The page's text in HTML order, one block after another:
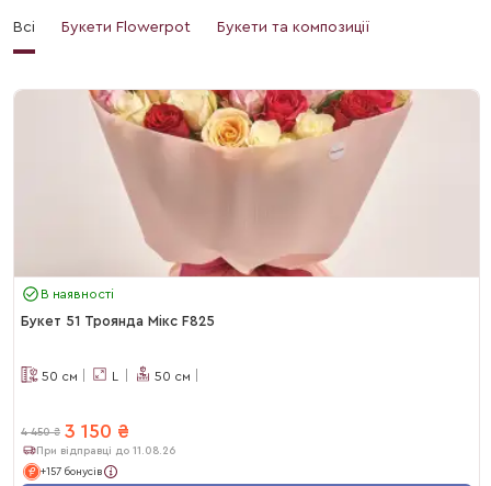
Всі Букети Flowerpot Букети та композиції
В наявності
Букет 51 Троянда Мікс F825
50 см L 50 см
4 450 ₴ 3 150 ₴
При відправці до 11.08.26
+157 бонусів